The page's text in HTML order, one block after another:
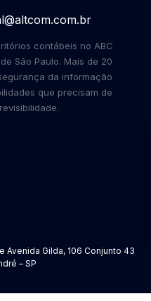
contábeis no ABC
São Paulo. Mais de 20
da informação
que precisam de
Avenida Gilda, 106 Conjunto 43
– SP